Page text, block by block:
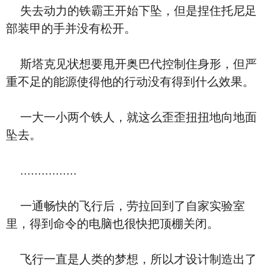
失去动力的铁霸王开始下坠，但是捏住托尼足
部装甲的手并没有松开。
斯塔克见状想要甩开奥巴代控制住身形，但严
重不足的能源使得他的行动没有得到什么效果。
一大一小两个铁人，就这么歪歪扭扭地向地面
坠去。
................
一通畅快的飞行后，劳拉回到了自家实验室
里，得到命令的电脑也很快把顶棚关闭。
飞行一直是人类的梦想，所以才设计制造出了